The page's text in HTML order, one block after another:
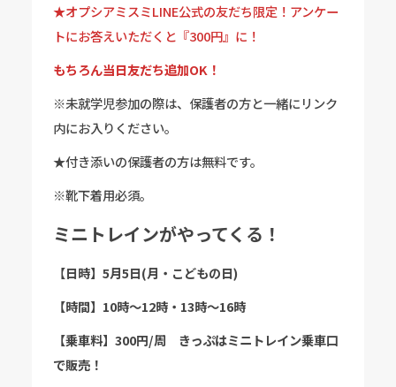
★オプシアミスミLINE公式の友だち限定！アンケー
トにお答えいただくと『300円』に！
もちろん当日友だち追加OK！
※未就学児参加の際は、保護者の方と一緒にリンク
内にお入りください。
★付き添いの保護者の方は無料です。
※靴下着用必須。
ミニトレインがやってくる！
【日時】5月5日(月・こどもの日)
【時間】10時〜12時・13時〜16時
【乗車料】300円/周 きっぷはミニトレイン乗車口
で販売！